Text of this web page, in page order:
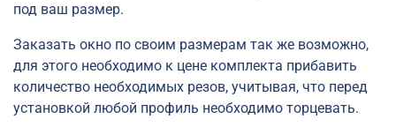
под ваш размер.
Заказать окно по своим размерам так же возможно,
для этого необходимо к цене комплекта прибавить
количество необходимых резов, учитывая, что перед
установкой любой профиль необходимо торцевать.